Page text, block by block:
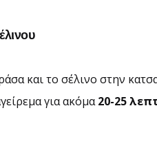
και το σέλινο στην
για ακόμα20-25